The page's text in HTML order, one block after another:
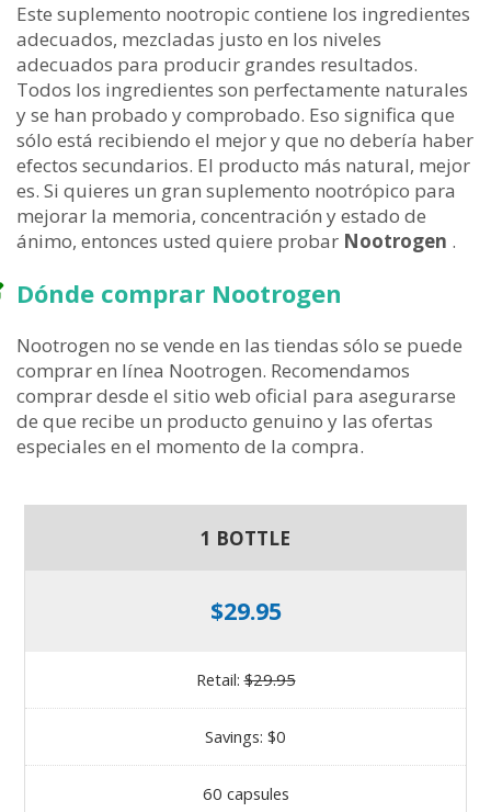
Este suplemento nootropic contiene los ingredientes
adecuados, mezcladas justo en los niveles
adecuados para producir grandes resultados.
Todos los ingredientes son perfectamente naturales
y se han probado y comprobado. Eso significa que
sólo está recibiendo el mejor y que no debería haber
efectos secundarios. El producto más natural, mejor
es. Si quieres un gran suplemento nootrópico para
mejorar la memoria, concentración y estado de
ánimo, entonces usted quiere probar Nootrogen .
Dónde comprar Nootrogen
Nootrogen no se vende en las tiendas sólo se puede
comprar en línea Nootrogen. Recomendamos
comprar desde el sitio web oficial para asegurarse
de que recibe un producto genuino y las ofertas
especiales en el momento de la compra.
1 BOTTLE
$29.95
Retail:$29.95
Savings: $0
60 capsules